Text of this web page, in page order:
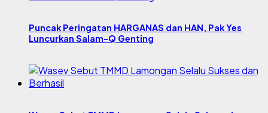
Puncak Peringatan HARGANAS dan HAN, Pak Yes
Luncurkan Salam-Q Genting